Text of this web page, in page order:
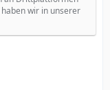
wir in unserer